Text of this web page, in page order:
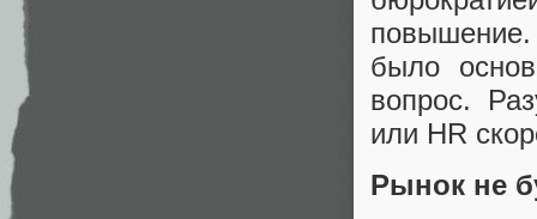
повышение.
было
вопрос.
или HR
Рынок не